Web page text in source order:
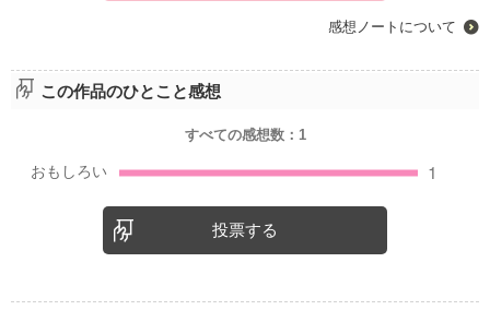
感想ノートについて
この作品のひとこと感想
すべての感想数： 1
投票する